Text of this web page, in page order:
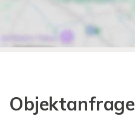
Objektanfrage